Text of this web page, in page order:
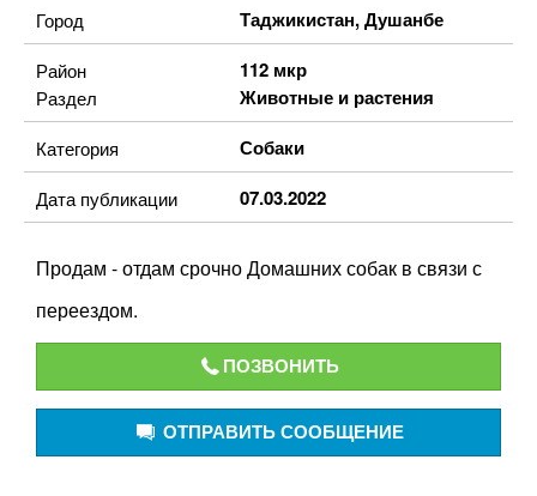
Город Таджикистан,Душанбе
Район 112 мкр
Раздел Животные и растения
Категория Собаки
Дата публикации 07.03.2022
Продам - отдам срочно Домашних собак в связи с
переездом.
ПОЗВОНИТЬ
ОТПРАВИТЬ СООБЩЕНИЕ